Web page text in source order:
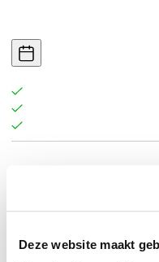
Deze website maakt